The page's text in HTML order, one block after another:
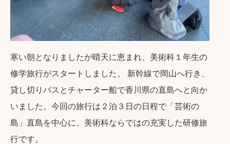
寒い朝となりましたが晴天に恵まれ、美術科１年生の
修学旅行がスタートしました。 新幹線で岡山へ行き、
貸し切りバスとチャーター船で香川県の直島へと向か
いました。 今回の旅行は２泊３日の日程で「芸術の
島」直島を中心に、美術科ならではの充実した研修旅
行です。